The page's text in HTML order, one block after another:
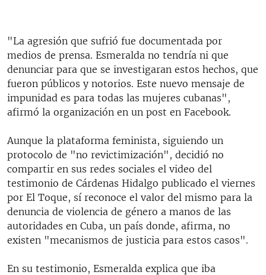
"La agresión que sufrió fue documentada por
medios de prensa. Esmeralda no tendría ni que
denunciar para que se investigaran estos hechos, que
fueron públicos y notorios. Este nuevo mensaje de
impunidad es para todas las mujeres cubanas",
afirmó la organización en un post en Facebook.
Aunque la plataforma feminista, siguiendo un
protocolo de "no revictimización", decidió no
compartir en sus redes sociales el video del
testimonio de Cárdenas Hidalgo publicado el viernes
por El Toque, sí reconoce el valor del mismo para la
denuncia de violencia de género a manos de las
autoridades en Cuba, un país donde, afirma, no
existen "mecanismos de justicia para estos casos".
En su testimonio, Esmeralda explica que iba